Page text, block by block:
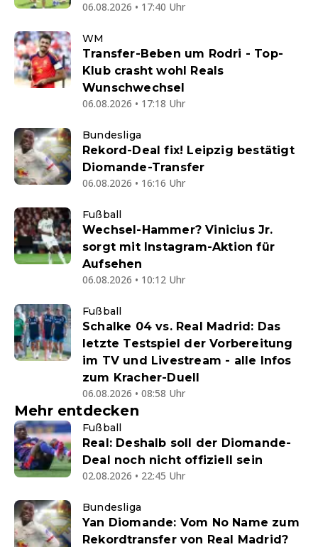
06.08.2026 • 17:40 Uhr
WM
Transfer-Beben um Rodri - Top-
Klub crasht wohl Reals
Wunschwechsel
06.08.2026 • 17:18 Uhr
Bundesliga
Rekord-Deal fix! Leipzig bestätigt
Diomande-Transfer
06.08.2026 • 16:16 Uhr
Fußball
Wechsel-Hammer? Vinicius Jr.
sorgt mit Instagram-Aktion für
Aufsehen
06.08.2026 • 10:12 Uhr
Fußball
Schalke 04 vs. Real Madrid: Das
letzte Testspiel der Vorbereitung
im TV und Livestream - alle Infos
zum Kracher-Duell
06.08.2026 • 08:58 Uhr
Mehr entdecken
Fußball
Real: Deshalb soll der Diomande-
Deal noch nicht offiziell sein
02.08.2026 • 22:45 Uhr
Bundesliga
Yan Diomande: Vom No Name zum
Rekordtransfer von Real Madrid?